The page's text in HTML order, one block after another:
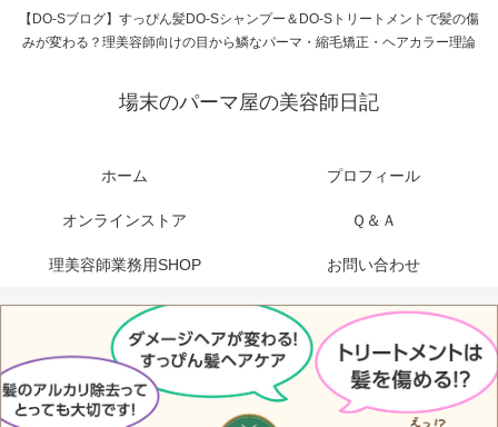
【DO-Sブログ】すっぴん髪DO-Sシャンプー＆DO-Sトリートメントで髪の傷
みが変わる？理美容師向けの目から鱗なパーマ・縮毛矯正・ヘアカラー理論
場末のパーマ屋の美容師日記
ホーム プロフィール
オンラインストア Ｑ＆Ａ
理美容師業務用SHOP お問い合わせ